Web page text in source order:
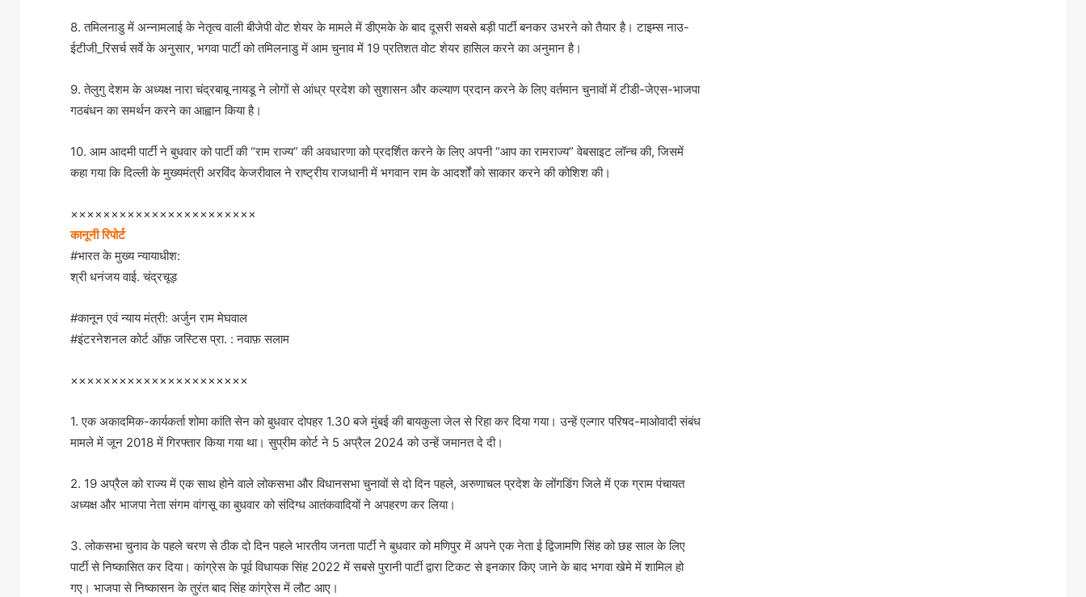
8. तमिलनाडु में अन्नामलाई के नेतृत्व वाली बीजेपी वोट शेयर के मामले में डीएमके के बाद दूसरी सबसे बड़ी पार्टी बनकर उभरने को तैयार है। टाइम्स नाउ-
ईटीजी_रिसर्च सर्वे के अनुसार, भगवा पार्टी को तमिलनाडु में आम चुनाव में 19 प्रतिशत वोट शेयर हासिल करने का अनुमान है।
9. तेलुगु देशम के अध्यक्ष नारा चंद्रबाबू नायडू ने लोगों से आंध्र प्रदेश को सुशासन और कल्याण प्रदान करने के लिए वर्तमान चुनावों में टीडी-जेएस-भाजपा
गठबंधन का समर्थन करने का आह्वान किया है।
10. आम आदमी पार्टी ने बुधवार को पार्टी की “राम राज्य” की अवधारणा को प्रदर्शित करने के लिए अपनी “आप का रामराज्य” वेबसाइट लॉन्च की, जिसमें
कहा गया कि दिल्ली के मुख्यमंत्री अरविंद केजरीवाल ने राष्ट्रीय राजधानी में भगवान राम के आदर्शों को साकार करने की कोशिश की।
×××××××××××××××××××××××
कानूनी रिपोर्ट
#भारत के मुख्य न्यायाधीश:
श्री धनंजय वाई. चंद्रचूड़
#कानून एवं न्याय मंत्री: अर्जुन राम मेघवाल
#इंटरनेशनल कोर्ट ऑफ़ जस्टिस प्रा. : नवाफ़ सलाम
××××××××××××××××××××××
1. एक अकादमिक-कार्यकर्ता शोमा कांति सेन को बुधवार दोपहर 1.30 बजे मुंबई की बायकुला जेल से रिहा कर दिया गया। उन्हें एल्गार परिषद-माओवादी संबंध
मामले में जून 2018 में गिरफ्तार किया गया था। सुप्रीम कोर्ट ने 5 अप्रैल 2024 को उन्हें जमानत दे दी।
2. 19 अप्रैल को राज्य में एक साथ होने वाले लोकसभा और विधानसभा चुनावों से दो दिन पहले, अरुणाचल प्रदेश के लोंगडिंग जिले में एक ग्राम पंचायत
अध्यक्ष और भाजपा नेता संगम वांगसू का बुधवार को संदिग्ध आतंकवादियों ने अपहरण कर लिया।
3. लोकसभा चुनाव के पहले चरण से ठीक दो दिन पहले भारतीय जनता पार्टी ने बुधवार को मणिपुर में अपने एक नेता ई द्विजामणि सिंह को छह साल के लिए
पार्टी से निष्कासित कर दिया। कांग्रेस के पूर्व विधायक सिंह 2022 में सबसे पुरानी पार्टी द्वारा टिकट से इनकार किए जाने के बाद भगवा खेमे में शामिल हो
गए। भाजपा से निष्कासन के तुरंत बाद सिंह कांग्रेस में लौट आए।